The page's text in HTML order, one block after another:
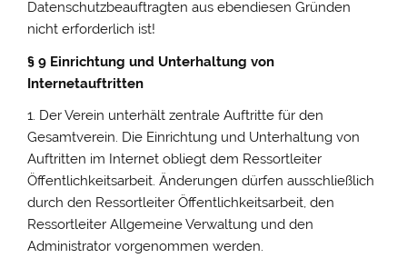
Datenschutzbeauftragten aus ebendiesen Gründen
nicht erforderlich ist!
§ 9 Einrichtung und Unterhaltung von
Internetauftritten
1. Der Verein unterhält zentrale Auftritte für den
Gesamtverein. Die Einrichtung und Unterhaltung von
Auftritten im Internet obliegt dem Ressortleiter
Öffentlichkeitsarbeit. Änderungen dürfen ausschließlich
durch den Ressortleiter Öffentlichkeitsarbeit, den
Ressortleiter Allgemeine Verwaltung und den
Administrator vorgenommen werden.